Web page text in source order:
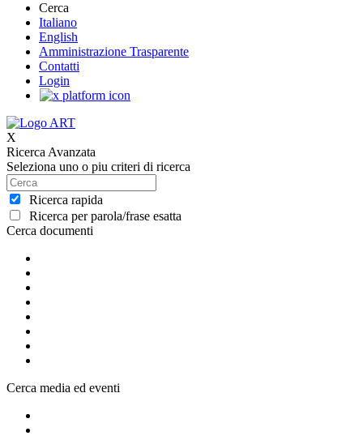
Cerca
Italiano
English
Amministrazione Trasparente
Contatti
Login
X
Ricerca Avanzata
Seleziona uno o piu criteri di ricerca
Ricerca rapida
Ricerca per parola/frase esatta
Cerca documenti
Cerca media ed eventi